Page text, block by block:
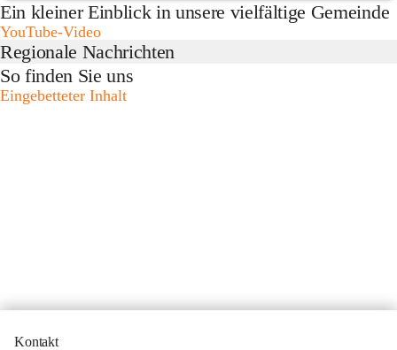
Ein kleiner Einblick in unsere vielfältige Gemeinde
YouTube-Video
Regionale Nachrichten
So finden Sie uns
Eingebetteter Inhalt
Kontakt